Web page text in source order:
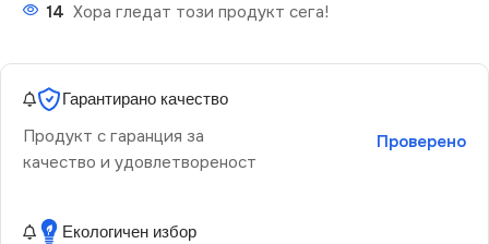
14 Хора гледат този продукт сега!
Гарантирано качество
Продукт с гаранция за
качество и удовлетвореност
Проверено
Екологичен избор